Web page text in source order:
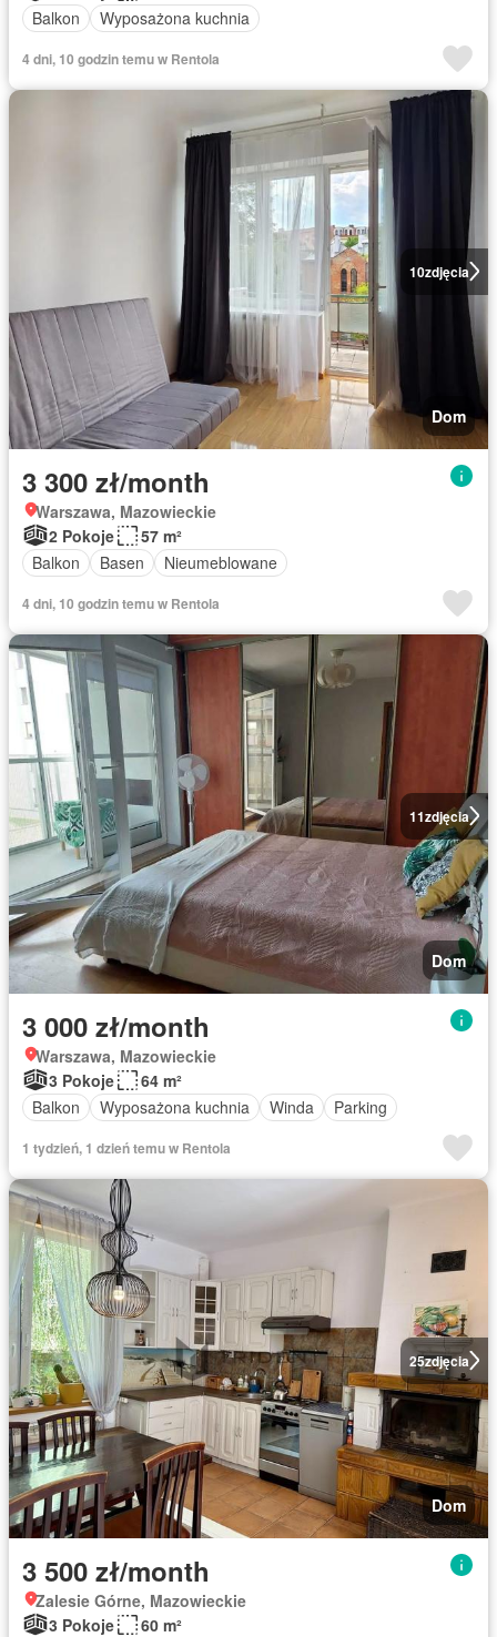
Balkon
Wyposażona kuchnia
4 dni, 10 godzin temu w Rentola
10zdjęcia
Dom
3 300 zł/month
Warszawa, Mazowieckie
2 Pokoje
57 m²
Balkon
Basen Nieumeblowane
4 dni, 10 godzin temu w Rentola
11zdjęcia
Dom
3 000 zł/month
Warszawa, Mazowieckie
3 Pokoje
64 m²
Balkon
Wyposażona kuchnia Winda Parking
1 tydzień, 1 dzień temu w Rentola
25zdjęcia
Dom
3 500 zł/month
Zalesie Górne, Mazowieckie
3 Pokoje
60 m²